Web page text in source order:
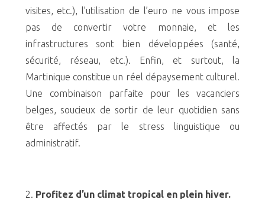
visites, etc.), l’utilisation de l’euro ne vous impose
pas de convertir votre monnaie, et les
infrastructures sont bien développées (santé,
sécurité, réseau, etc.). Enfin, et surtout, la
Martinique constitue un réel dépaysement culturel.
Une combinaison parfaite pour les vacanciers
belges, soucieux de sortir de leur quotidien sans
être affectés par le stress linguistique ou
administratif.
Profitez d’un climat tropical en plein hiver.